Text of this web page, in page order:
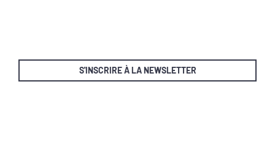
S'INSCRIRE À LA NEWSLETTER